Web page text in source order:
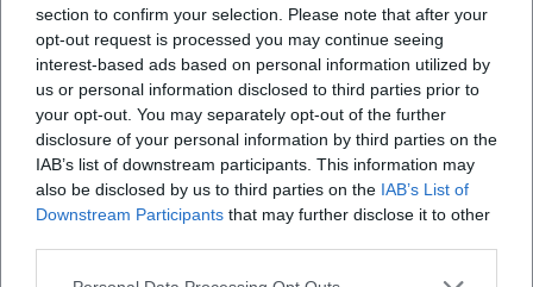
section to confirm your selection. Please note that after your
opt-out request is processed you may continue seeing
interest-based ads based on personal information utilized by
us or personal information disclosed to third parties prior to
your opt-out. You may separately opt-out of the further
disclosure of your personal information by third parties on the
IAB’s list of downstream participants. This information may
also be disclosed by us to third parties on the IAB’s List of
Downstream Participants that may further disclose it to other